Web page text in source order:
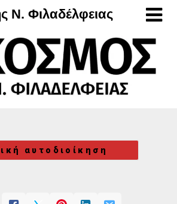
Ν. Φιλαδέλφειας
αυτοδιοίκηση